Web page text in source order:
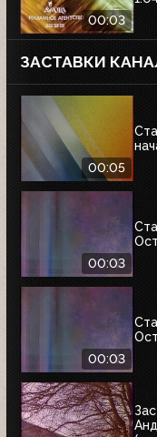
00:03
ЗАСТАВКИ
00:05
00:03
00:03